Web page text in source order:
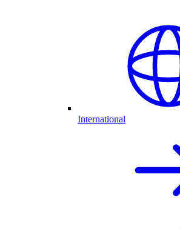
International